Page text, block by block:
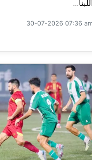
اللبنا...
30-07-2026 07:36 am